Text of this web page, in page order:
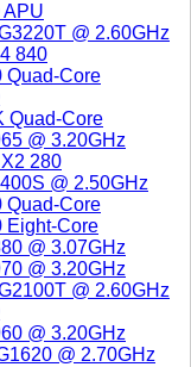
APU
@ 2.60GHz
840
Quad-Core
Quad-Core
@ 3.20GHz
280
@ 2.50GHz
Quad-Core
Eight-Core
@ 3.07GHz
@ 3.20GHz
@ 2.60GHz
@ 3.20GHz
@ 2.70GHz